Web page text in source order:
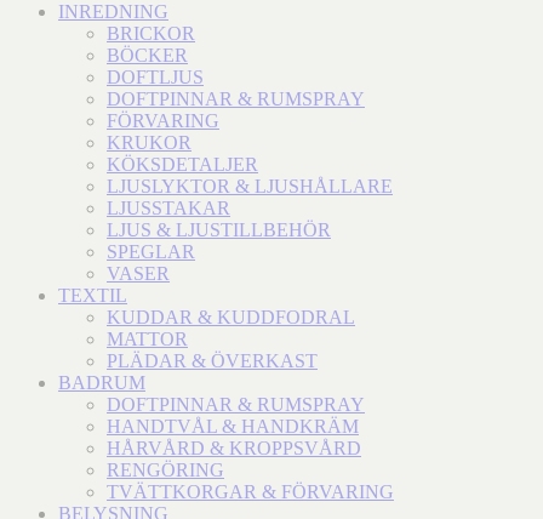
INREDNING
BRICKOR
BÖCKER
DOFTLJUS
DOFTPINNAR & RUMSPRAY
FÖRVARING
KRUKOR
KÖKSDETALJER
LJUSLYKTOR & LJUSHÅLLARE
LJUSSTAKAR
LJUS & LJUSTILLBEHÖR
SPEGLAR
VASER
TEXTIL
KUDDAR & KUDDFODRAL
MATTOR
PLÄDAR & ÖVERKAST
BADRUM
DOFTPINNAR & RUMSPRAY
HANDTVÅL & HANDKRÄM
HÅRVÅRD & KROPPSVÅRD
RENGÖRING
TVÄTTKORGAR & FÖRVARING
BELYSNING